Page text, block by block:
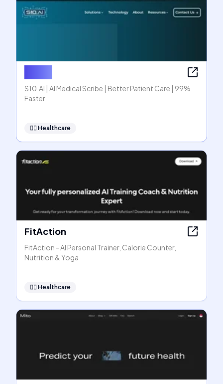
S10.AI | AI Medical Scribe | Better Patient Care | 99%
Faster
👩‍⚕️ Healthcare
FitAction
FitAction - AI Personal Trainer, Calorie Counter,
Nutrition & Yoga
👩‍⚕️ Healthcare